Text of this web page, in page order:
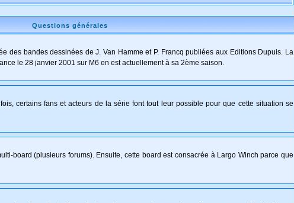
Questions générales
des bandes dessinées de J. Van Hamme et P. Francq publiées aux Editions Dupuis. La
le 28 janvier 2001 sur M6 en est actuellement à sa 2ème saison.
certains fans et acteurs de la série font tout leur possible pour que cette situation se
board (plusieurs forums). Ensuite, cette board est consacrée à Largo Winch parce que